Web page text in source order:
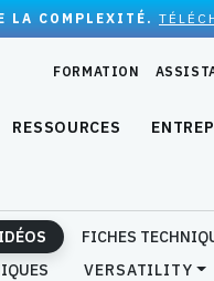
LA COMPLEXITÉ.
FORMATION
RESSOURCES
FICHES
VERSATILITY